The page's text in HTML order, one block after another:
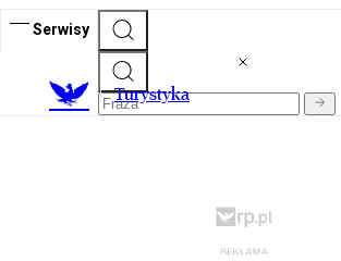
Serwisy
Turystyka